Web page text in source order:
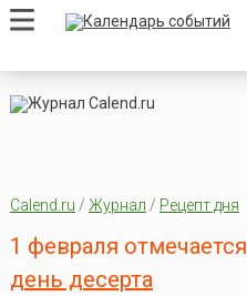
Calend.ru / Журнал / Рецепт дня
1 февраля отмечается
день десерта